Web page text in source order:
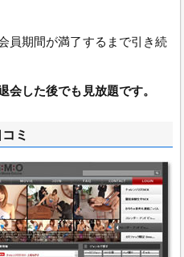
員期間が満了するまで引き続
会した後でも見放題です。
ミ